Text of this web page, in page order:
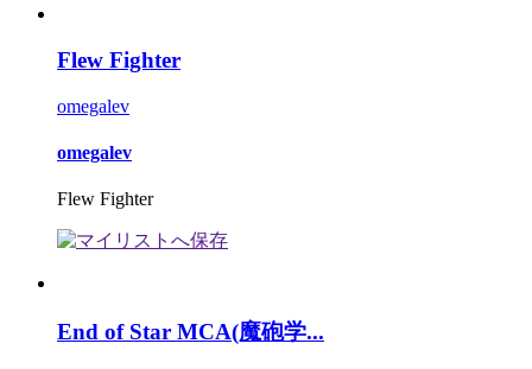
Flew Fighter
omegalev
omegalev
Flew Fighter
End of Star MCA(魔砲学...